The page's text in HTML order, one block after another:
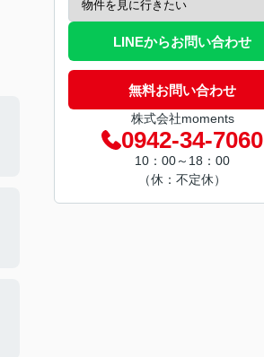
LINEからお問い合わせ
無料お問い合わせ
株式会社moments
0942-34-7060
10：00～18：00
（休：不定休）